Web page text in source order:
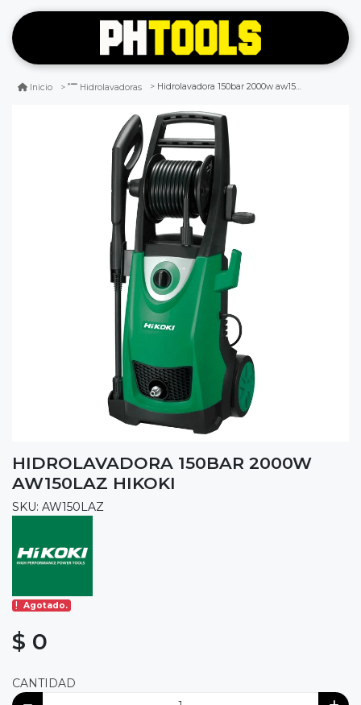
Inicio Hidrolavadoras Hidrolavadora 150bar 2000w aw150laz hikoki
HIDROLAVADORA 150BAR 2000W
AW150LAZ HIKOKI
SKU: AW150LAZ
Agotado.
$ 0
CANTIDAD